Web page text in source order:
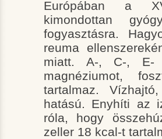
Európában a
kimondottan
fogyasztásra.
reuma
miatt. A-, C-, E-
magnéziumot,
tartalmaz.
hatású. Enyhíti az
róla, hogy
zeller 18 kcal-t